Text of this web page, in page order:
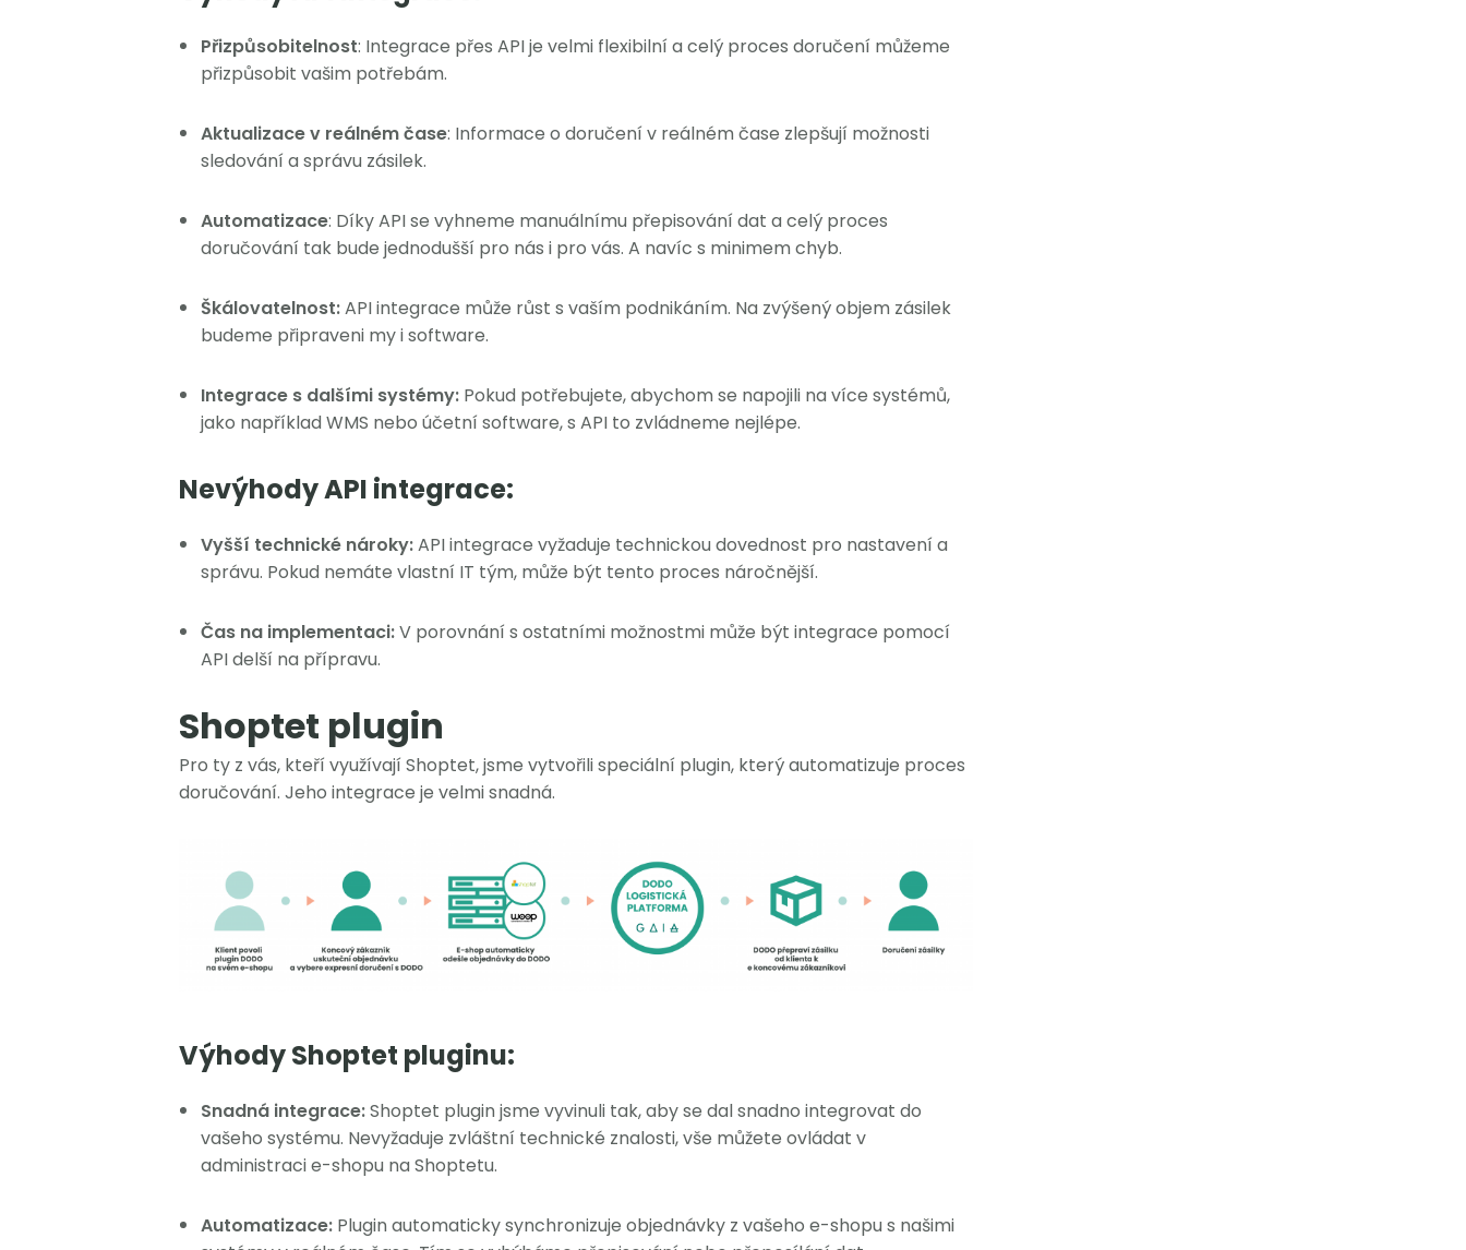
Přizpůsobitelnost: Integrace přes API je velmi flexibilní a celý proces doručení můžeme
přizpůsobit vašim potřebám.
Aktualizace v reálném čase: Informace o doručení v reálném čase zlepšují možnosti
sledování a správu zásilek.
Automatizace: Díky API se vyhneme manuálnímu přepisování dat a celý proces
doručování tak bude jednodušší pro nás i pro vás. A navíc s minimem chyb.
Škálovatelnost:API integrace může růst s vaším podnikáním. Na zvýšený objem zásilek
budeme připraveni my i software.
Integrace s dalšími systémy: Pokud potřebujete, abychom se napojili na více systémů,
jako například WMS nebo účetní software, s API to zvládneme nejlépe.
Nevýhody API integrace:
Vyšší technické nároky:API integrace vyžaduje technickou dovednost pro nastavení a
správu. Pokud nemáte vlastní IT tým, může být tento proces náročnější.
Čas na implementaci:V porovnání s ostatními možnostmi může být integrace pomocí
API delší na přípravu.
Shoptet plugin
Pro ty z vás, kteří využívají Shoptet, jsme vytvořili speciální plugin, který automatizuje proces
doručování. Jeho integrace je velmi snadná.
Výhody Shoptet pluginu:
Snadná integrace:Shoptet plugin jsme vyvinuli tak, aby se dal snadno integrovat do
vašeho systému. Nevyžaduje zvláštní technické znalosti, vše můžete ovládat v
administraci e-shopu na Shoptetu.
Automatizace: Plugin automaticky synchronizuje objednávky z vašeho e-shopu s našimi